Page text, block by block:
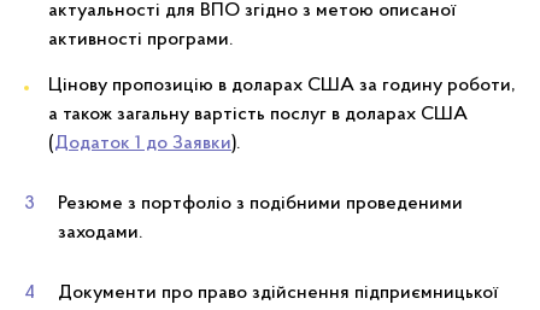
актуальності для ВПО згідно з метою описаної
активності програми.
Цінову пропозицію в доларах США за годину роботи,
а також загальну вартість послуг в доларах США
(Додаток 1 до Заявки).
Резюме з портфоліо з подібними проведеними
заходами.
Документи про право здійснення підприємницької